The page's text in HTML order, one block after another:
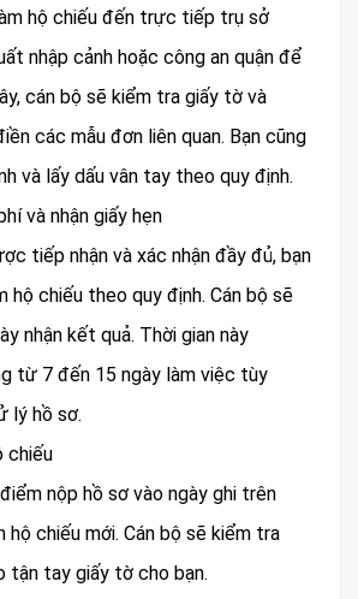
hộ chiếu đến trực tiếp trụ sở
nhập cảnh hoặc công an quận để
cán bộ sẽ kiểm tra giấy tờ và
các mẫu đơn liên quan. Bạn cũng
và lấy dấu vân tay theo quy định.
và nhận giấy hẹn
tiếp nhận và xác nhận đầy đủ, bạn
hộ chiếu theo quy định. Cán bộ sẽ
nhận kết quả. Thời gian này
từ 7 đến 15 ngày làm việc tùy
lý hồ sơ.
chiếu
nộp hồ sơ vào ngày ghi trên
hộ chiếu mới. Cán bộ sẽ kiểm tra
tận tay giấy tờ cho bạn.